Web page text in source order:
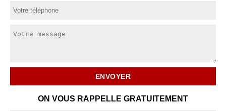
ON VOUS RAPPELLE GRATUITEMENT